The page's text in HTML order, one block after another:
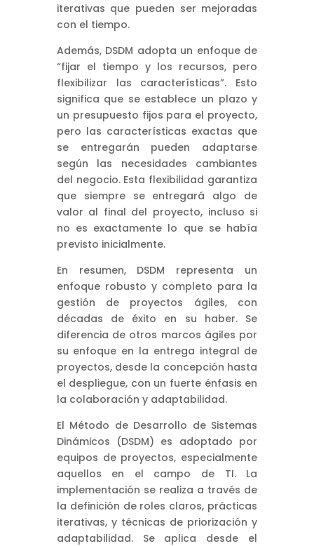
iterativas que pueden ser mejoradas
con el tiempo.
Además, DSDM adopta un enfoque de
“fijar el tiempo y los recursos, pero
flexibilizar las características”. Esto
significa que se establece un plazo y
un presupuesto fijos para el proyecto,
pero las características exactas que
se entregarán pueden adaptarse
según las necesidades cambiantes
del negocio. Esta flexibilidad garantiza
que siempre se entregará algo de
valor al final del proyecto, incluso si
no es exactamente lo que se había
previsto inicialmente.
En resumen, DSDM representa un
enfoque robusto y completo para la
gestión de proyectos ágiles, con
décadas de éxito en su haber. Se
diferencia de otros marcos ágiles por
su enfoque en la entrega integral de
proyectos, desde la concepción hasta
el despliegue, con un fuerte énfasis en
la colaboración y adaptabilidad.
El Método de Desarrollo de Sistemas
Dinámicos (DSDM) es adoptado por
equipos de proyectos, especialmente
aquellos en el campo de TI. La
implementación se realiza a través de
la definición de roles claros, prácticas
iterativas, y técnicas de priorización y
adaptabilidad. Se aplica desde el